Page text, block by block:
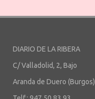
DIARIO DE LA RIBERA
C/ Valladolid, 2, Bajo
Aranda de Duero (Burgos)